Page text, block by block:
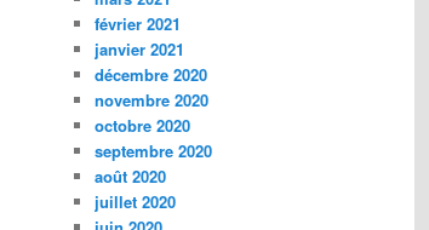
février 2021
janvier 2021
décembre 2020
novembre 2020
octobre 2020
septembre 2020
août 2020
juillet 2020